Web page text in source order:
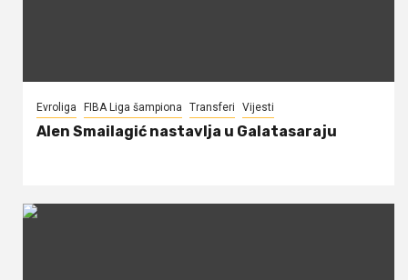
Evroliga FIBA Liga šampiona Transferi Vijesti
Alen Smailagić nastavlja u Galatasaraju